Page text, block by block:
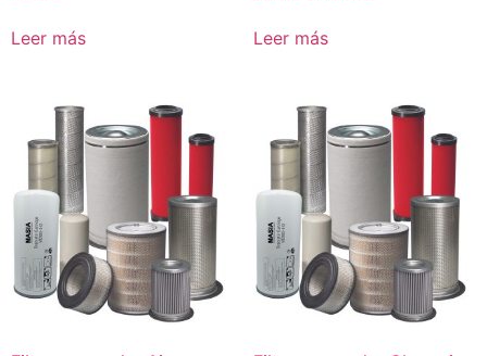
Leer más Leer más